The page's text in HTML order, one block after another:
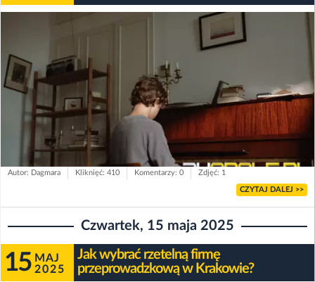
Autor: Dagmara Kliknięć: 410 Komentarzy: 0 Zdjęć: 1
CZYTAJ DALEJ >>
Czwartek, 15 maja 2025
15 MAJ
2025
Jak wybrać rzetelną firmę
przeprowadzkową w Krakowie?